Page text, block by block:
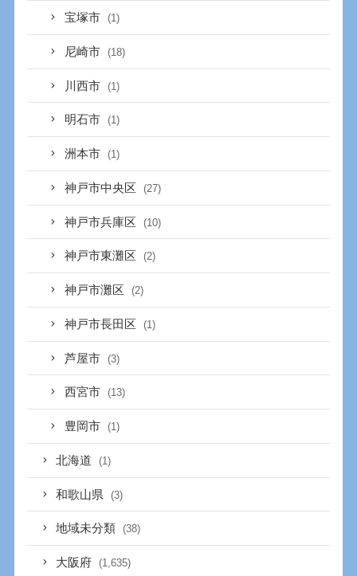
宝塚市 (1)
尼崎市 (18)
川西市 (1)
明石市 (1)
洲本市 (1)
神戸市中央区 (27)
神戸市兵庫区 (10)
神戸市東灘区 (2)
神戸市灘区 (2)
神戸市長田区 (1)
芦屋市 (3)
西宮市 (13)
豊岡市 (1)
北海道 (1)
和歌山県 (3)
地域未分類 (38)
大阪府 (1,635)